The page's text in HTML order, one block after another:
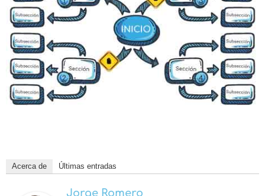
Acerca de Últimas entradas
Jorge Romero